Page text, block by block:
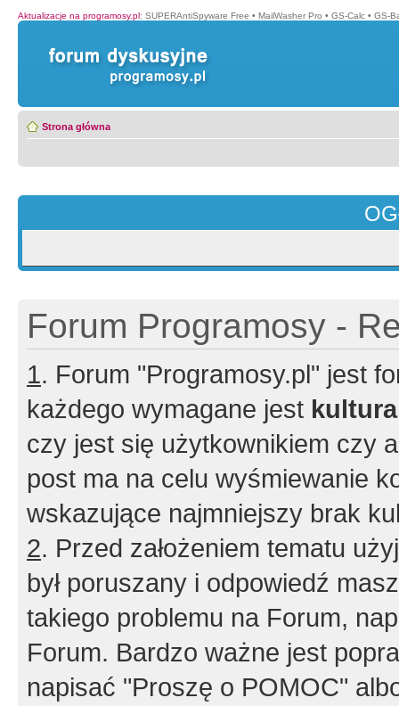
Aktualizacje na programosy.pl: SUPERAntiSpyware Free • MailWasher Pro • GS-Calc • GS-
Strona główna
Forum Programosy -
1. Forum "Programosy.pl" jest
każdego wymagane jest
czy jest się użytkownikiem czy
post ma na celu wyśmiewanie
wskazujące najmniejszy brak
2. Przed założeniem tematu
był poruszany i odpowiedź
takiego problemu na Forum,
Forum. Bardzo ważne jest
napisać "Proszę o POMOC"